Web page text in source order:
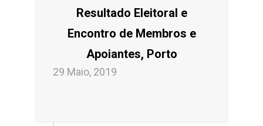
Resultado Eleitoral e
Encontro de Membros e
Apoiantes, Porto
29 Maio, 2019